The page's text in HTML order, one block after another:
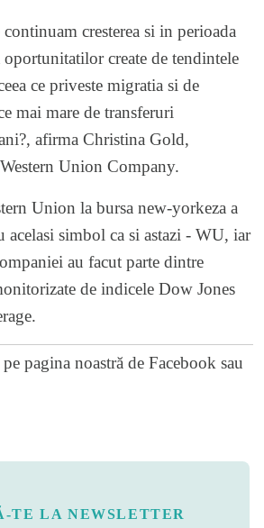
cresterea si in perioada
oportunitatilor create de tendintele
ce priveste migratia si de
mai mare de transferuri
afirma Christina Gold,
Union Company.
Union la bursa new-yorkeza a
simbol ca si astazi - WU, iar
au facut parte dintre
de indicele Dow Jones
pagina noastră de Facebook sau
TE LA NEWSLETTER